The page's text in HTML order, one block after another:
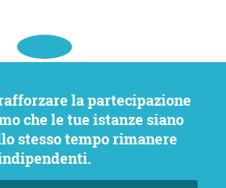
che le tue istanze siano
stesso tempo rimanere